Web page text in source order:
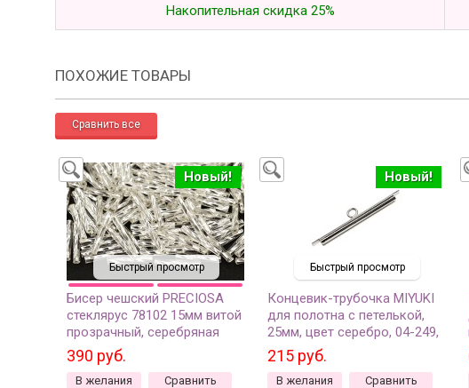
Накопительная скидка 25%
ПОХОЖИЕ ТОВАРЫ
Быстрый просмотр
Новый!
Бисер чешский PRECIOSA
стеклярус 78102 15мм витой
прозрачный, серебряная
линия внутри, 50г
390 руб.
В желания Сравнить
Быстрый просмотр
Новый!
Концевик-трубочка MIYUKI
для полотна с петелькой,
25мм, цвет серебро, 04-249,
1шт
215 руб.
В желания Сравнить